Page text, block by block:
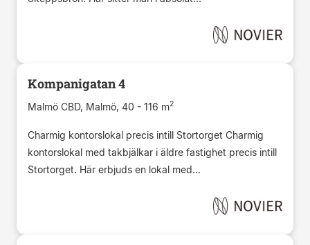
Kompanigatan 4
Malmö CBD, Malmö, 40 - 116 m2
Charmig kontorslokal precis intill Stortorget Charmig
kontorslokal med takbjälkar i äldre fastighet precis intill
Stortorget. Här erbjuds en lokal med...